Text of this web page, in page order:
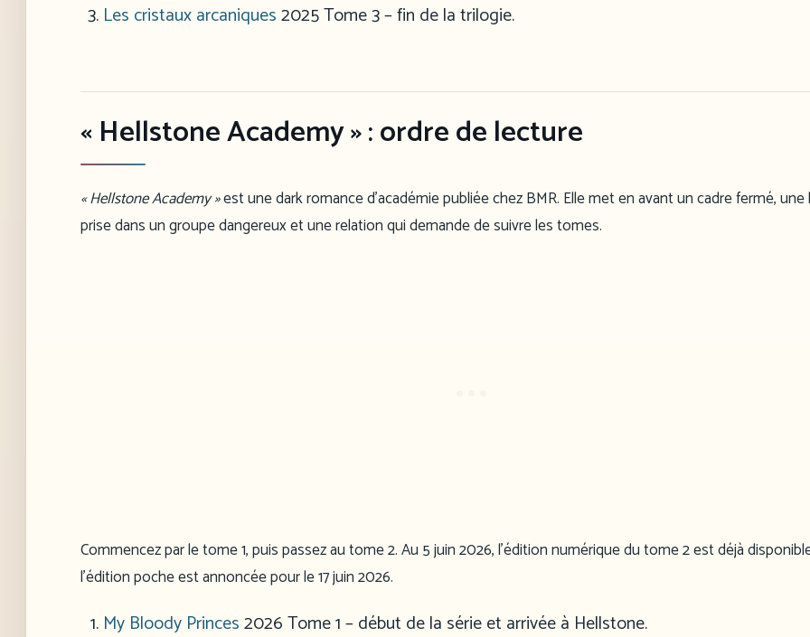
Les cristaux arcaniques2025Tome 3 – fin de la trilogie.
« Hellstone Academy » : ordre de lecture
« Hellstone Academy »est une dark romance d’académie publiée chez BMR. Elle met en avant un cadre fermé,
prise dans un groupe dangereux et une relation qui demande de suivre les tomes.
Commencez par le tome 1, puis passez au tome 2. Au 5 juin 2026, l’édition numérique du tome 2 est déjà
l’édition poche est annoncée pour le 17 juin 2026.
My Bloody Princes2026Tome 1 – début de la série et arrivée à Hellstone.